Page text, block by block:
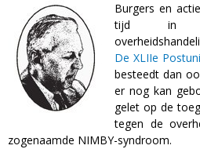
Burgers en a
tijd in
De XLIIe
besteedt dan
er nog kan
gelet op de
tegen de
zogenaamde NIMBY-syndroom.